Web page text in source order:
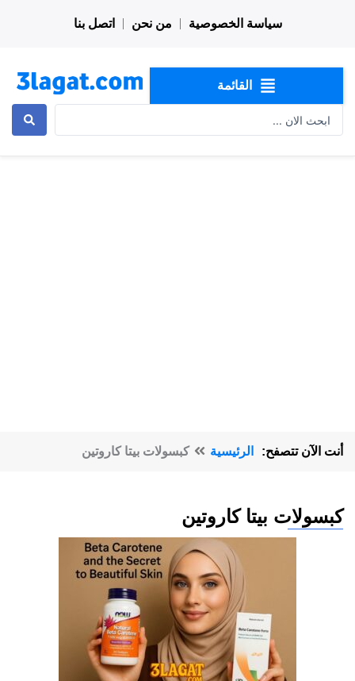
سياسة الخصوصية من نحن اتصل بنا
القائمة
أنت الآن تتصفح: الرئيسية كبسولات بيتا كاروتين
كبسولات بيتا كاروتين